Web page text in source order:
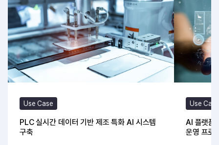
Use Case
PLC 실시간 데이터 기반 제조 특화 AI 시스템
구축
Use Case
AI 플랫폼
운영 프로